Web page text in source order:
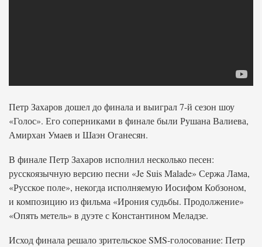
Петр Захаров дошел до финала и выиграл 7-й сезон шоу
«Голос». Его соперниками в финале были Рушана Валиева,
Амирхан Умаев и Шаэн Оганесян.
В финале Петр Захаров исполнил несколько песен:
русскоязычную версию песни «Je Suis Malade» Сержа Лама,
«Русское поле», некогда исполняемую Иосифом Кобзоном,
и композицию из фильма «Ирония судьбы. Продолжение»
«Опять метель» в дуэте с Константином Меладзе.
Исход финала решало зрительское SMS-голосование: Петр